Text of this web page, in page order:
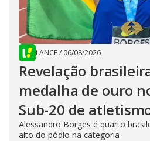
LANCE/ 06/08/2026
Revelação
medalha de ouro
Sub-20 de
Alessandro Borges é quarto
alto do pódio na categoria